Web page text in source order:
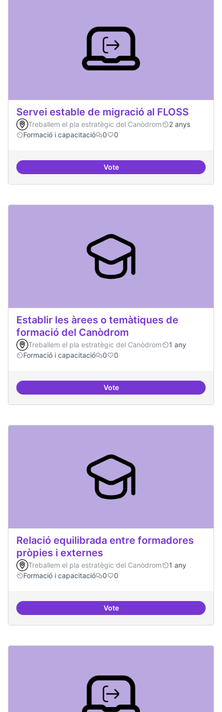
Servei estable de migració al FLOSS
Treballem el pla estratègic del Canòdrom
2 anys
Formació i capacitació
0 0
VoteServei estable de migració al
Establir les àrees o temàtiques de
formació del Canòdrom
Treballem el pla estratègic del Canòdrom
1 any
Formació i capacitació
0 0
VoteEstablir les àrees o temàtiques
Relació equilibrada entre formadores
pròpies i externes
Treballem el pla estratègic del Canòdrom
1 any
Formació i capacitació
0 0
VoteRelació equilibrada entre